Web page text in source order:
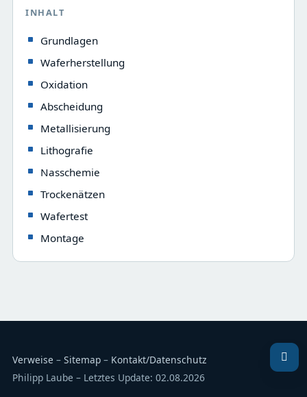
INHALT
Grundlagen
Waferherstellung
Oxidation
Abscheidung
Metallisierung
Lithografie
Nasschemie
Trockenätzen
Wafertest
Montage
Verweise – Sitemap – Kontakt/Datenschutz
Philipp Laube – Letztes Update: 02.08.2026